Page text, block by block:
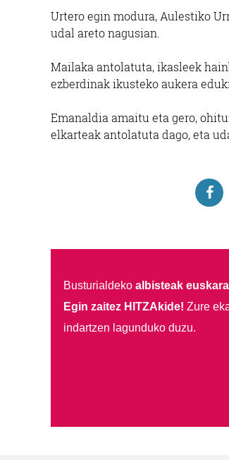
Urtero egin modura, Aulestiko
udal areto nagusian.
Mailaka antolatuta, ikasleek
ezberdinak ikusteko aukera
Emanaldia amaitu eta gero,
elkarteak antolatuta dago, eta
Busturialdeko albisteak
Egin zaitez HITZAkide! Zure
indartzen lagunduko duzu.